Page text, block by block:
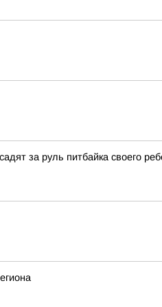
за руль питбайка своего